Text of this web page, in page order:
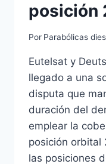
posición
Por Parabólicas
Eutelsat y
llegado a una
disputa que
duración del
emplear la
posición orbital
las posiciones